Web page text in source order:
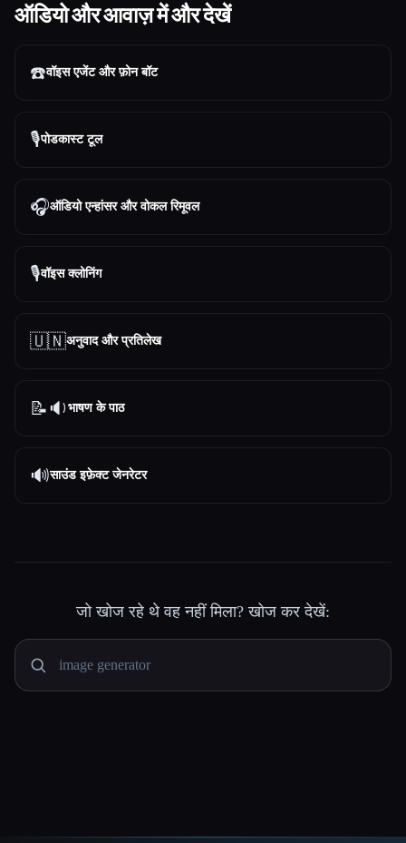
ऑडियो और आवाज़ में और देखें
☎️वॉइस एजेंट और फ़ोन बॉट
🎙️पोडकास्ट टूल
🎧ऑडियो एन्हांसर और वोकल रिमूवल
🎙️वॉइस क्लोनिंग
🇺🇳अनुवाद और प्रतिलेख
📝🔉 भाषण के पाठ
🔊साउंड इफ़ेक्ट जेनरेटर
जो खोज रहे थे वह नहीं मिला? खोज कर देखें: